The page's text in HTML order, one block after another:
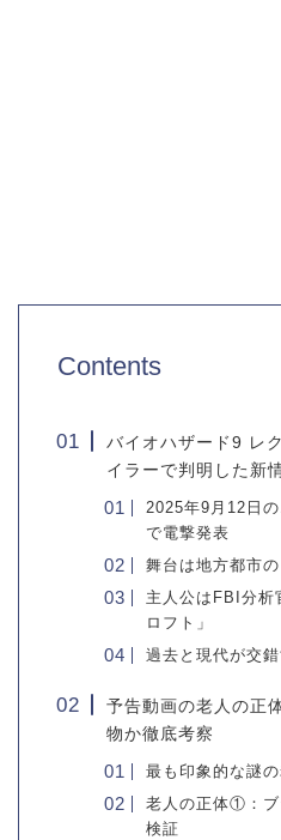
Contents
バイオハザード9 レ
イラーで判明した新
2025年9月12日
で電撃発表
舞台は地方都市
主人公はFBI分析
ロフト」
過去と現代が交
予告動画の老人の正
物か徹底考察
最も印象的な謎
老人の正体①：ブ
検証